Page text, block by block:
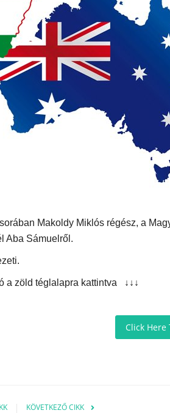
Makoldy Miklós régész, a
Aba Sámuelről.
kattintva ↓↓↓
Click Here
KÖVETKEZŐ CIKK